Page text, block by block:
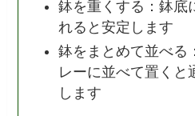
鉢を重くする：鉢底
れると安定します
鉢をまとめて並べる
レーに並べて置くと
します